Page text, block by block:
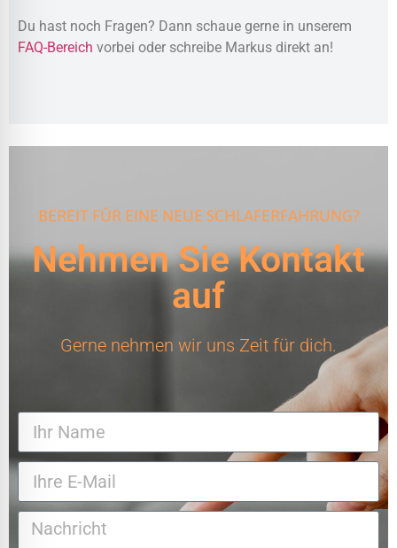
Du hast noch Fragen? Dann schaue gerne in unserem
FAQ-Bereich vorbei oder schreibe Markus direkt an!
BEREIT FÜR EINE NEUE SCHLAFERFAHRUNG?
Nehmen Sie Kontakt
auf
Gerne nehmen wir uns Zeit für dich.